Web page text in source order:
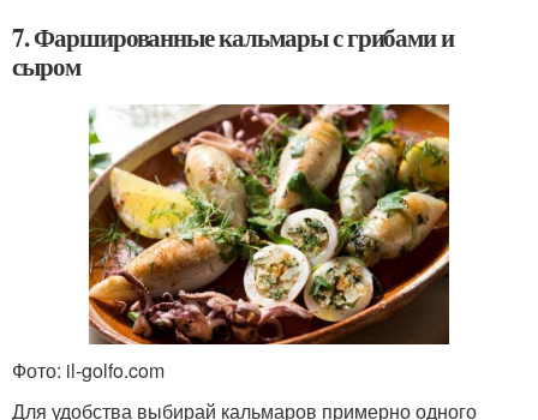
7. Фаршированные кальмары с грибами и
сыром
Фото: il-golfo.com
Для удобства выбирай кальмаров примерно одного